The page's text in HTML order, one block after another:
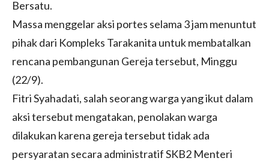
Bersatu.
Massa menggelar aksi portes selama 3 jam menuntut
pihak dari Kompleks Tarakanita untuk membatalkan
rencana pembangunan Gereja tersebut, Minggu
(22/9).
Fitri Syahadati, salah seorang warga yang ikut dalam
aksi tersebut mengatakan, penolakan warga
dilakukan karena gereja tersebut tidak ada
persyaratan secara administratif SKB2 Menteri